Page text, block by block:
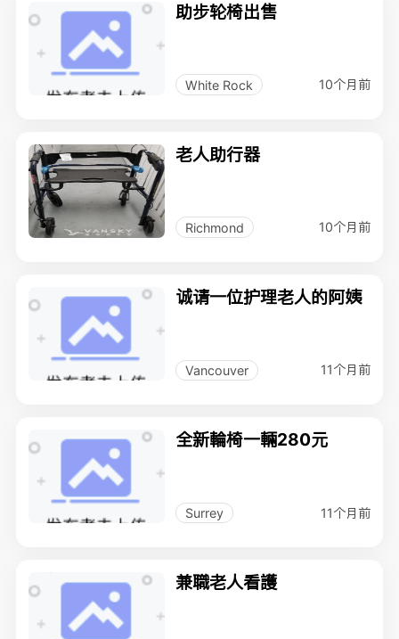
助步轮椅出售
White Rock 10个月前
老人助行器
Richmond 10个月前
诚请一位护理老人的阿姨
Vancouver 11个月前
全新輪椅一輛280元
Surrey 11个月前
兼職老人看護